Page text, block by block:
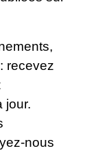
recevez
jour.
nous